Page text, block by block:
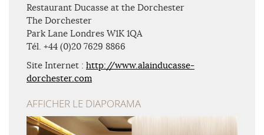
Restaurant Ducasse at the Dorchester
The Dorchester
Park Lane Londres W1K 1QA
Tél. +44 (0)20 7629 8866
Site Internet : http://www.alainducasse-
dorchester.com
AFFICHER LE DIAPORAMA